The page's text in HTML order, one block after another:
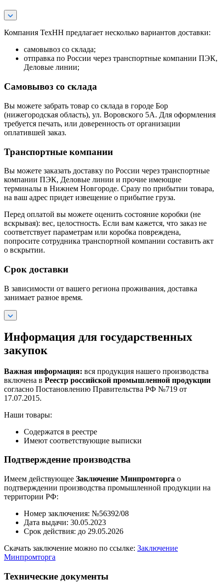
Компания ТехНН предлагает несколько вариантов доставки:
самовывоз со склада;
отправка по России через транспортные компании ПЭК,
Деловые линии;
Самовывоз со склада
Вы можете забрать товар со склада в городе Бор
(нижегородская область), ул. Воровского 5А. Для оформления
требуется печать, или доверенность от организации
оплатившей заказ.
Транспортные компании
Вы можете заказать доставку по России через транспортные
компании ПЭК, Деловые линии и прочие имеющие
терминалы в Нижнем Новгороде. Сразу по прибытии товара,
на ваш адрес придет извещение о прибытие груза.
Перед оплатой вы можете оценить состояние коробки (не
вскрывая): вес, целостность. Если вам кажется, что заказ не
соответствует параметрам или коробка повреждена,
попросите сотрудника транспортной компании составить акт
о вскрытии.
Срок доставки
В зависимости от вашего региона проживания, доставка
занимает разное время.
Информация для государственных
закупок
Важная информация: вся продукция нашего производства
включена в Реестр российской промышленной продукции
согласно Постановлению Правительства РФ №719 от
17.07.2015.
Наши товары:
Содержатся в реестре
Имеют соответствующие выписки
Подтверждение производства
Имеем действующее Заключение Минпромторга о
подтверждении производства промышленной продукции на
территории РФ:
Номер заключения: №56392/08
Дата выдачи: 30.05.2023
Срок действия: до 29.05.2026
Скачать заключение можно по ссылке: Заключение
Минпромторга
Технические документы